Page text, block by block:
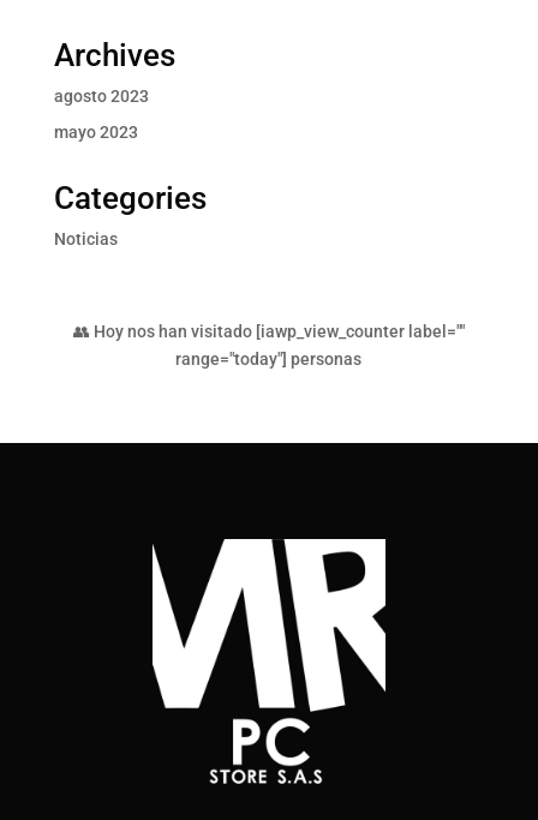
Archives
agosto 2023
mayo 2023
Categories
Noticias
👥 Hoy nos han visitado [iawp_view_counter label=""
range="today"] personas